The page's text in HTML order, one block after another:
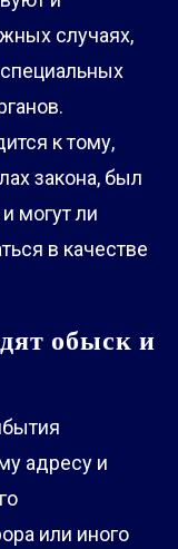
случаях,
к тому,
закона, был
могут ли
в качестве
обыск и
адресу и
или иного